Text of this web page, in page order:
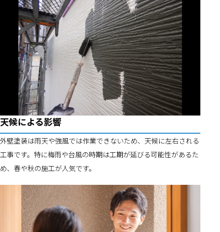
天候による影響
外壁塗装は雨天や強風では作業できないため、天候に左右される
工事です。特に梅雨や台風の時期は工期が延びる可能性があるた
め、春や秋の施工が人気です。